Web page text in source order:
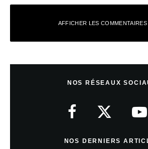
AFFICHER LES COMMENTAIRES
NOS RÉSEAUX
NOS DERNIERS